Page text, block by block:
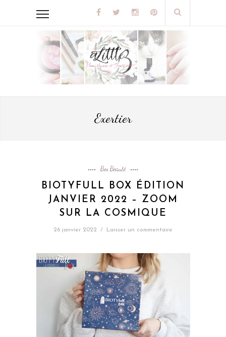
Exertier
Box Beauté
BIOTYFULL BOX ÉDITION
JANVIER 2022 – ZOOM
SUR LA COSMIQUE
26 janvier 2022 / Laisser un commentaire